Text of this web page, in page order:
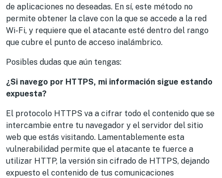
de aplicaciones no deseadas. En sí, este método no
permite obtener la clave con la que se accede a la red
Wi-Fi, y requiere que el atacante esté dentro del rango
que cubre el punto de acceso inalámbrico.
Posibles dudas que aún tengas:
¿Si navego por HTTPS, mi información sigue estando
expuesta?
El protocolo HTTPS va a cifrar todo el contenido que se
intercambie entre tu navegador y el servidor del sitio
web que estás visitando. Lamentablemente esta
vulnerabilidad permite que el atacante te fuerce a
utilizar HTTP, la versión sin cifrado de HTTPS, dejando
expuesto el contenido de tus comunicaciones